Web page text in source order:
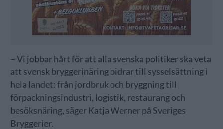
– Vi jobbar hårt för att alla svenska politiker ska veta
att svensk bryggerinäring bidrar till sysselsättning i
hela landet: från jordbruk och bryggning till
förpackningsindustri, logistik, restaurang och
besöksnäring, säger Katja Werner på Sveriges
Bryggerier.